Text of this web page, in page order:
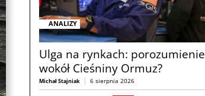
ANALIZY
Ulga na rynkach: porozumienie
wokół Cieśniny Ormuz?
Michał Stajniak 6 sierpnia 2026